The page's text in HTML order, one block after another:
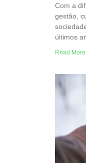
Com a
gestão,
últimos
Read